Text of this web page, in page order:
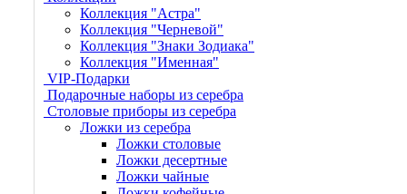
Коллекция "Астра"
Коллекция "Черневой"
Коллекция "Знаки Зодиака"
Коллекция "Именная"
VIP-Подарки
Подарочные наборы из серебра
Столовые приборы из серебра
Ложки из серебра
Ложки столовые
Ложки десертные
Ложки чайные